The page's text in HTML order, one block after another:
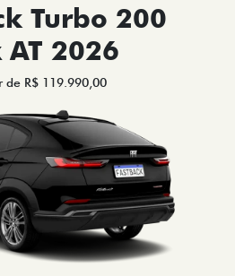
Turbo 200
AT 2026
de R$ 119.990,00